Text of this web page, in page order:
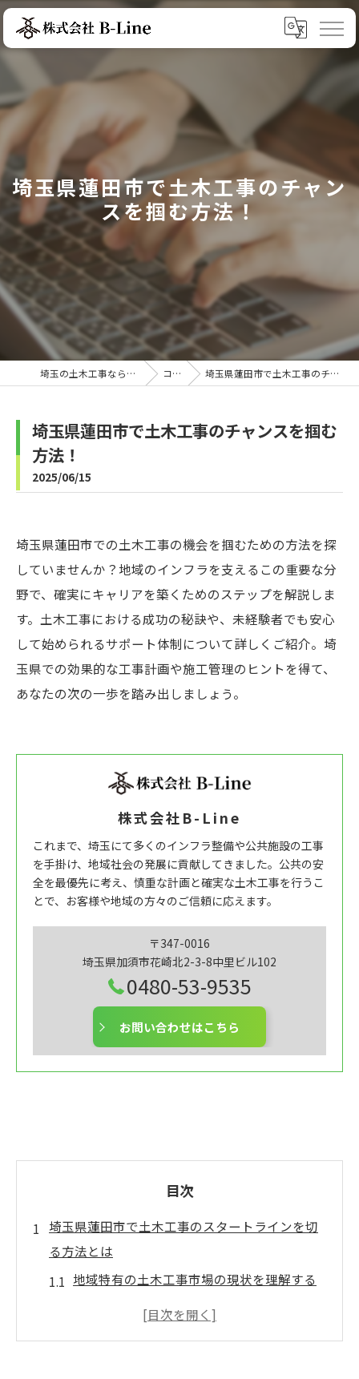
埼玉県蓮田市で土木工事のチャン
スを掴む方法！
埼玉の土木工事なら株式会社B-Line コラム 埼玉県蓮田市で土木工事のチャンスを掴む方法！
埼玉県蓮田市で土木工事のチャンスを掴む
方法！
2025/06/15
埼玉県蓮田市での土木工事の機会を掴むための方法を探
していませんか？地域のインフラを支えるこの重要な分
野で、確実にキャリアを築くためのステップを解説しま
す。土木工事における成功の秘訣や、未経験者でも安心
して始められるサポート体制について詳しくご紹介。埼
玉県での効果的な工事計画や施工管理のヒントを得て、
あなたの次の一歩を踏み出しましょう。
株式会社B-Line
これまで、埼玉にて多くのインフラ整備や公共施設の工事
を手掛け、地域社会の発展に貢献してきました。公共の安
全を最優先に考え、慎重な計画と確実な土木工事を行うこ
とで、お客様や地域の方々のご信頼に応えます。
〒347-0016
埼玉県加須市花崎北2-3-8中里ビル102
0480-53-9535
お問い合わせはこちら
目次
埼玉県蓮田市で土木工事のスタートラインを切
る方法とは
地域特有の土木工事市場の現状を理解する
初めての土木工事に必要な準備とは